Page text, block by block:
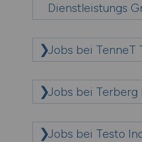
Dienstleistungs
Jobs bei TenneT
Jobs bei Terberg
Jobs bei Testo